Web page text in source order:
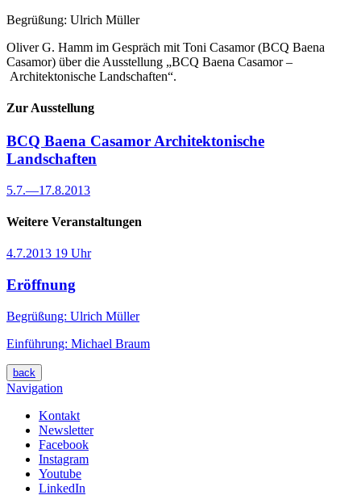
Begrüßung: Ulrich Müller
Oliver G. Hamm im Gespräch mit Toni Casamor (BCQ Baena
Casamor) über die Ausstellung „BCQ Baena Casamor –
Architektonische Landschaften“.
Zur Ausstellung
BCQ Baena Casamor Architektonische
Landschaften
5.7.—17.8.2013
Weitere Veranstaltungen
4.7.2013 19 Uhr
Eröffnung
Begrüßung: Ulrich Müller
Einführung: Michael Braum
back
Navigation
Kontakt
Newsletter
Facebook
Instagram
Youtube
LinkedIn